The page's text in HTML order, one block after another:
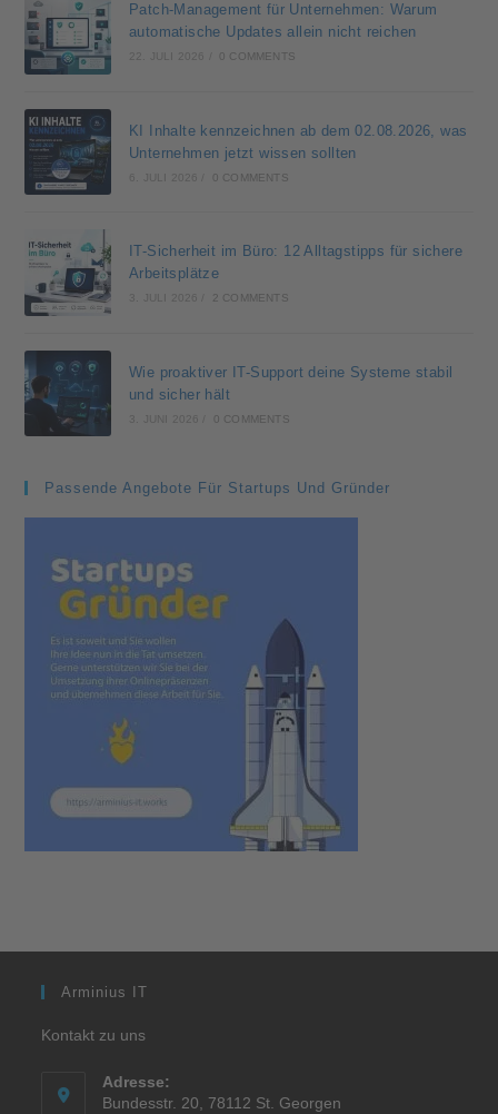
Patch-Management für Unternehmen: Warum
automatische Updates allein nicht reichen
22. JULI 2026 0 COMMENTS
KI Inhalte kennzeichnen ab dem 02.08.2026, was
Unternehmen jetzt wissen sollten
6. JULI 2026 0 COMMENTS
IT-Sicherheit im Büro: 12 Alltagstipps für sichere
Arbeitsplätze
3. JULI 2026 2 COMMENTS
Wie proaktiver IT-Support deine Systeme stabil
und sicher hält
3. JUNI 2026 0 COMMENTS
Passende Angebote Für Startups Und Gründer
Arminius IT
Kontakt zu uns
Adresse:
Bundesstr. 20, 78112 St. Georgen